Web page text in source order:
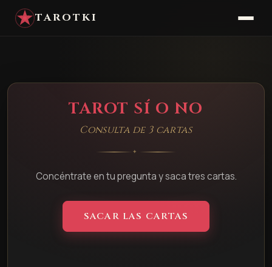
TAROTKI
TAROT SÍ O NO
Consulta de 3 cartas
✦
Concéntrate en tu pregunta y saca tres cartas.
SACAR LAS CARTAS